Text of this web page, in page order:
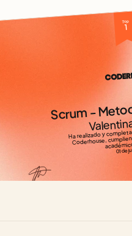
Top
1
Scrum -
Ha realizado y
Coderhouse,
01 de